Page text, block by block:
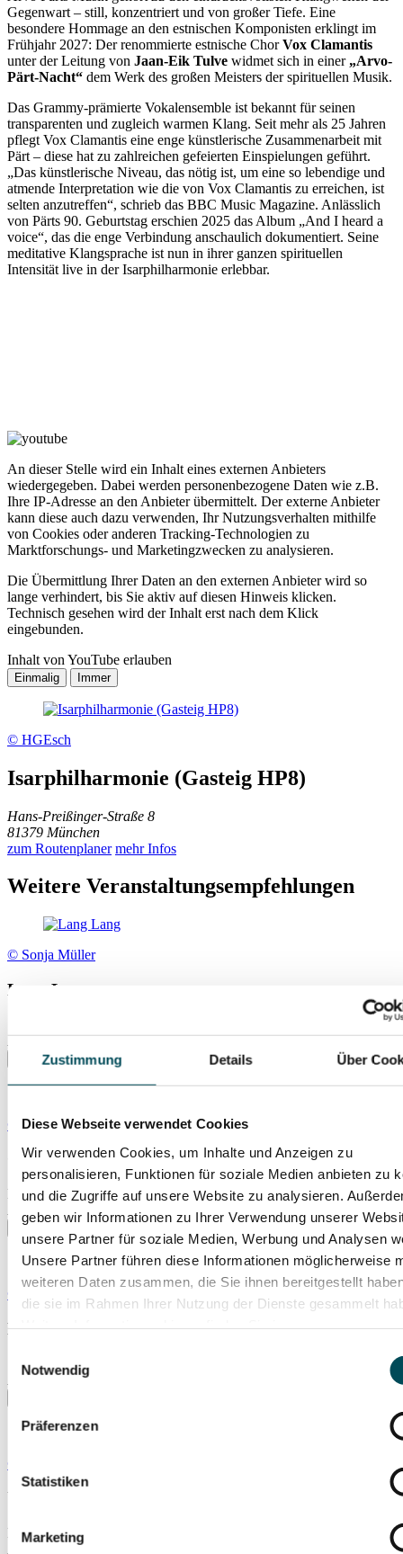
Zustimmung Details Über
Diese Webseite verwendet Cookies
Wir verwenden Cookies, um Inhalte und Anzeigen zu
personalisieren, Funktionen für soziale Medien anbieten zu
und die Zugriffe auf unsere Website zu analysieren.
geben wir Informationen zu Ihrer Verwendung unserer
unsere Partner für soziale Medien, Werbung und Analysen
Unsere Partner führen diese Informationen möglicherweise
weiteren Daten zusammen, die Sie ihnen bereitgestellt
die sie im Rahmen Ihrer Nutzung der Dienste gesammelt
Notwendig
Präferenzen
Statistiken
Marketing
Gegenwart – still, konzentriert und von großer Tiefe. Eine
besondere Hommage an den estnischen Komponisten erklingt im
Frühjahr 2027: Der renommierte estnische ChorVox Clamantis
unter der Leitung von Jaan-Eik Tulve widmet sich in einer„Arvo-
Pärt-Nacht“ dem Werk des großen Meisters der spirituellen Musik.
Das Grammy-prämierte Vokalensemble ist bekannt für seinen
transparenten und zugleich warmen Klang. Seit mehr als 25 Jahren
pflegt Vox Clamantis eine enge künstlerische Zusammenarbeit mit
Pärt – diese hat zu zahlreichen gefeierten Einspielungen geführt.
„Das künstlerische Niveau, das nötig ist, um eine so lebendige und
atmende Interpretation wie die von Vox Clamantis zu erreichen, ist
selten anzutreffen“, schrieb das BBC Music Magazine. Anlässlich
von Pärts 90. Geburtstag erschien 2025 das Album „And I heard a
voice“, das die enge Verbindung anschaulich dokumentiert. Seine
meditative Klangsprache ist nun in ihrer ganzen spirituellen
Intensität live in der Isarphilharmonie erlebbar.
An dieser Stelle wird ein Inhalt eines externen Anbieters
wiedergegeben. Dabei werden personenbezogene Daten wie z.B.
Ihre IP-Adresse an den Anbieter übermittelt. Der externe Anbieter
kann diese auch dazu verwenden, Ihr Nutzungsverhalten mithilfe
von Cookies oder anderen Tracking-Technologien zu
Marktforschungs- und Marketingzwecken zu analysieren.
Die Übermittlung Ihrer Daten an den externen Anbieter wird so
lange verhindert, bis Sie aktiv auf diesen Hinweis klicken.
Technisch gesehen wird der Inhalt erst nach dem Klick
eingebunden.
Inhalt von YouTube erlauben
© HGEsch
Isarphilharmonie (Gasteig HP8)
Hans-Preißinger-Straße 8
81379 München
zum Routenplaner mehr Infos
Weitere Veranstaltungsempfehlungen
© Sonja Müller
Lang Lang
Isarphilharmonie (Gasteig HP8)
© Alex Broeckel
Carmina Burana
Mi., 04.11.2026
Isarphilharmonie (Gasteig HP8)
© Yvonne Schmedemann
Luxembourg Philharmonic
So., 08.11.2026
Isarphilharmonie (Gasteig HP8)
© Amanda Demme
Utopia Orchestra
Mo., 09.11.2026
Isarphilharmonie (Gasteig HP8)